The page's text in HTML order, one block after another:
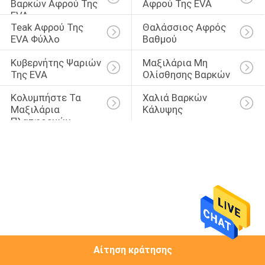
ΠΟΙΟΤΙΚΌΣ
ΈΛΕΓΧΟΣ
ΜΑΣ
ΕΛΆΤΕ
ΣΕ
ΑΠΌΣΠΑΣΜΑ
Βαρκών Αφρού Της
EVA
Αφρού Της EVA
Teak Αφρού Της
EVA Φύλλο
Θαλάσσιος Αφρός
Βαθμού
Κυβερνήτης Ψαριών
Της EVA
Μαξιλάρια Μη
Ολίσθησης Βαρκών
Κολυμπήστε Τα
Μαξιλάρια
Πλατφορμών
Χαλιά Βαρκών
Κάλυψης
Αίτηση κράτησης